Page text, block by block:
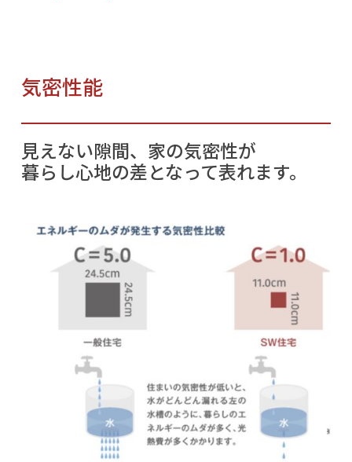
気密性能
見えない隙間、家の気密性が
暮らし心地の差となって表れます。